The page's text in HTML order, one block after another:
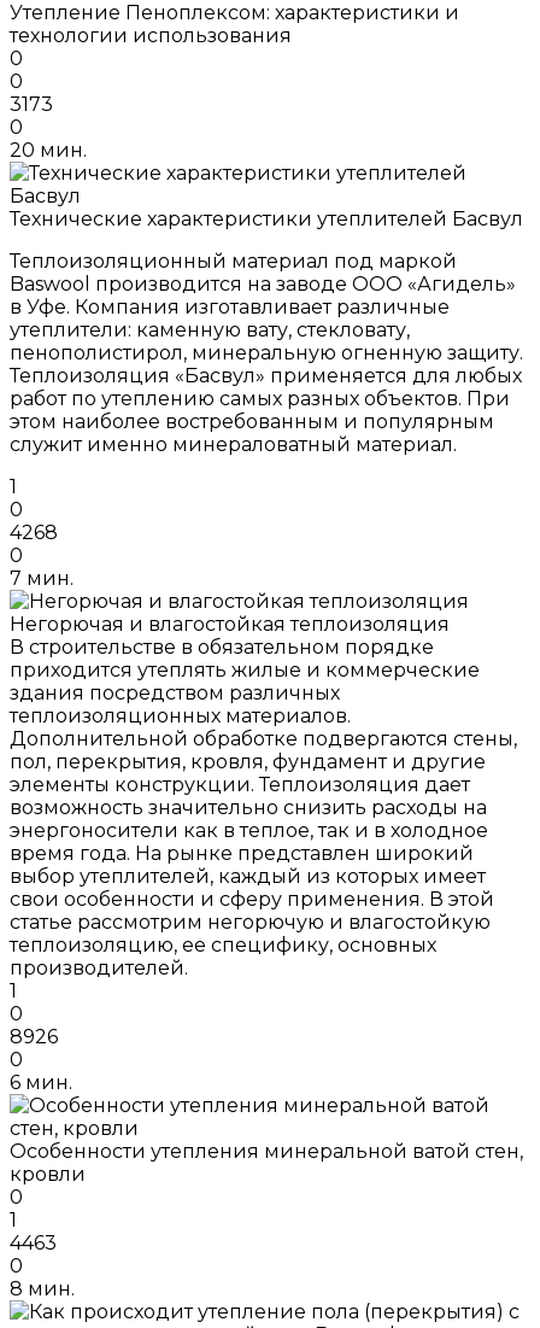
Утепление Пеноплексом: характеристики и
технологии использования
0
0
3173
0
20 мин.
Технические характеристики утеплителей Басвул
Теплоизоляционный материал под маркой
Baswool производится на заводе ООО «Агидель»
в Уфе. Компания изготавливает различные
утеплители: каменную вату, стекловату,
пенополистирол, минеральную огненную защиту.
Теплоизоляция «Басвул» применяется для любых
работ по утеплению самых разных объектов. При
этом наиболее востребованным и популярным
служит именно минераловатный материал.
1
0
4268
0
7 мин.
Негорючая и влагостойкая теплоизоляция
В строительстве в обязательном порядке
приходится утеплять жилые и коммерческие
здания посредством различных
теплоизоляционных материалов.
Дополнительной обработке подвергаются стены,
пол, перекрытия, кровля, фундамент и другие
элементы конструкции. Теплоизоляция дает
возможность значительно снизить расходы на
энергоносители как в теплое, так и в холодное
время года. На рынке представлен широкий
выбор утеплителей, каждый из которых имеет
свои особенности и сферу применения. В этой
статье рассмотрим негорючую и влагостойкую
теплоизоляцию, ее специфику, основных
производителей.
1
0
8926
0
6 мин.
Особенности утепления минеральной ватой стен,
кровли
0
1
4463
0
8 мин.